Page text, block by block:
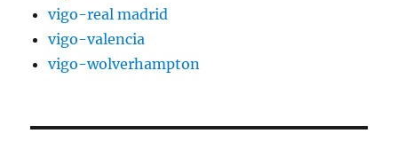
vigo-real madrid
vigo-valencia
vigo-wolverhampton